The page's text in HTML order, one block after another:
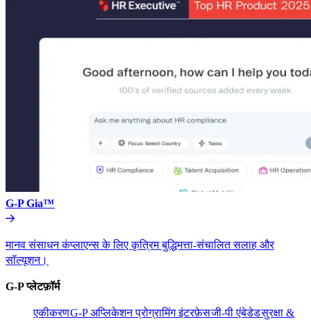
G-P Gia™​​
मानव संसाधन कंप्लाएन्स के लिए कृत्रिम बुद्धिमत्ता-संचालित सलाह और
सॉल्यूशन।​​
G-P प्लेटफ़ॉर्म​​
एकीकरण​​G-P अप्लिकेशन प्रोग्रामिंग इंटरफ़ेस​​जी-पी एंबेडेड​​सुरक्षा &